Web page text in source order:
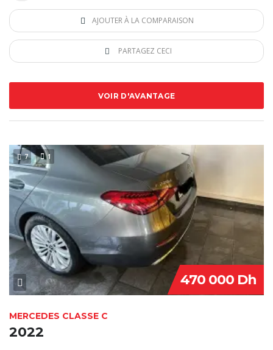
AJOUTER À LA COMPARAISON
PARTAGEZ CECI
VOIR D'AVANTAGE
7 1
470 000 Dh
MERCEDES CLASSE C
2022